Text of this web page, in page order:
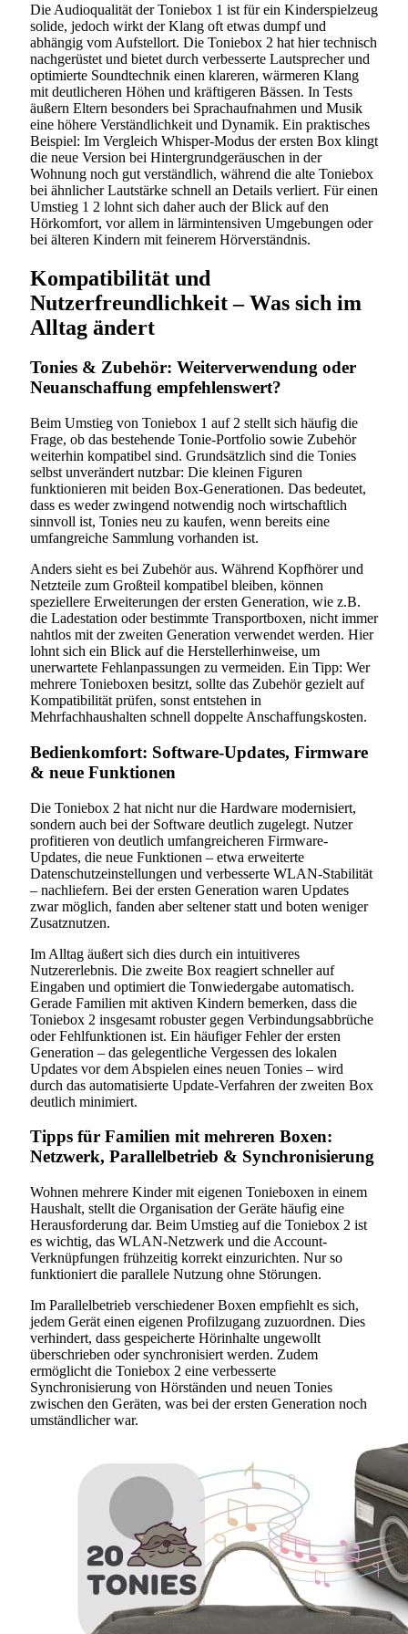
Die Audioqualität der Toniebox 1 ist für ein Kinderspielzeug
solide, jedoch wirkt der Klang oft etwas dumpf und
abhängig vom Aufstellort. Die Toniebox 2 hat hier technisch
nachgerüstet und bietet durch verbesserte Lautsprecher und
optimierte Soundtechnik einen klareren, wärmeren Klang
mit deutlicheren Höhen und kräftigeren Bässen. In Tests
äußern Eltern besonders bei Sprachaufnahmen und Musik
eine höhere Verständlichkeit und Dynamik. Ein praktisches
Beispiel: Im Vergleich Whisper-Modus der ersten Box klingt
die neue Version bei Hintergrundgeräuschen in der
Wohnung noch gut verständlich, während die alte Toniebox
bei ähnlicher Lautstärke schnell an Details verliert. Für einen
Umstieg 1 2 lohnt sich daher auch der Blick auf den
Hörkomfort, vor allem in lärmintensiven Umgebungen oder
bei älteren Kindern mit feinerem Hörverständnis.
Kompatibilität und
Nutzerfreundlichkeit – Was sich im
Alltag ändert
Tonies & Zubehör: Weiterverwendung oder
Neuanschaffung empfehlenswert?
Beim Umstieg von Toniebox 1 auf 2 stellt sich häufig die
Frage, ob das bestehende Tonie-Portfolio sowie Zubehör
weiterhin kompatibel sind. Grundsätzlich sind die Tonies
selbst unverändert nutzbar: Die kleinen Figuren
funktionieren mit beiden Box-Generationen. Das bedeutet,
dass es weder zwingend notwendig noch wirtschaftlich
sinnvoll ist, Tonies neu zu kaufen, wenn bereits eine
umfangreiche Sammlung vorhanden ist.
Anders sieht es bei Zubehör aus. Während Kopfhörer und
Netzteile zum Großteil kompatibel bleiben, können
speziellere Erweiterungen der ersten Generation, wie z.B.
die Ladestation oder bestimmte Transportboxen, nicht immer
nahtlos mit der zweiten Generation verwendet werden. Hier
lohnt sich ein Blick auf die Herstellerhinweise, um
unerwartete Fehlanpassungen zu vermeiden. Ein Tipp: Wer
mehrere Tonieboxen besitzt, sollte das Zubehör gezielt auf
Kompatibilität prüfen, sonst entstehen in
Mehrfachhaushalten schnell doppelte Anschaffungskosten.
Bedienkomfort: Software-Updates, Firmware
& neue Funktionen
Die Toniebox 2 hat nicht nur die Hardware modernisiert,
sondern auch bei der Software deutlich zugelegt. Nutzer
profitieren von deutlich umfangreicheren Firmware-
Updates, die neue Funktionen – etwa erweiterte
Datenschutzeinstellungen und verbesserte WLAN-Stabilität
– nachliefern. Bei der ersten Generation waren Updates
zwar möglich, fanden aber seltener statt und boten weniger
Zusatznutzen.
Im Alltag äußert sich dies durch ein intuitiveres
Nutzererlebnis. Die zweite Box reagiert schneller auf
Eingaben und optimiert die Tonwiedergabe automatisch.
Gerade Familien mit aktiven Kindern bemerken, dass die
Toniebox 2 insgesamt robuster gegen Verbindungsabbrüche
oder Fehlfunktionen ist. Ein häufiger Fehler der ersten
Generation – das gelegentliche Vergessen des lokalen
Updates vor dem Abspielen eines neuen Tonies – wird
durch das automatisierte Update-Verfahren der zweiten Box
deutlich minimiert.
Tipps für Familien mit mehreren Boxen:
Netzwerk, Parallelbetrieb & Synchronisierung
Wohnen mehrere Kinder mit eigenen Tonieboxen in einem
Haushalt, stellt die Organisation der Geräte häufig eine
Herausforderung dar. Beim Umstieg auf die Toniebox 2 ist
es wichtig, das WLAN-Netzwerk und die Account-
Verknüpfungen frühzeitig korrekt einzurichten. Nur so
funktioniert die parallele Nutzung ohne Störungen.
Im Parallelbetrieb verschiedener Boxen empfiehlt es sich,
jedem Gerät einen eigenen Profilzugang zuzuordnen. Dies
verhindert, dass gespeicherte Hörinhalte ungewollt
überschrieben oder synchronisiert werden. Zudem
ermöglicht die Toniebox 2 eine verbesserte
Synchronisierung von Hörständen und neuen Tonies
zwischen den Geräten, was bei der ersten Generation noch
umständlicher war.